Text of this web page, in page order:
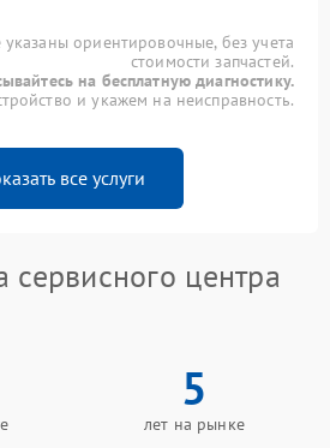
ориентировочные, без учета
стоимости запчастей.
на бесплатную диагностику.
и укажем на неисправность.
все услуги
центра
5
лет на рынке